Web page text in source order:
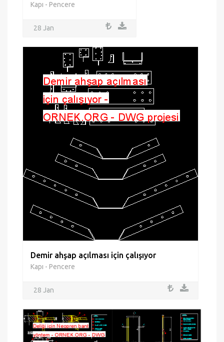
Kapı - Pencere
28 Jan
Demir ahşap açılması için çalışıyor
Kapı - Pencere
28 Jan